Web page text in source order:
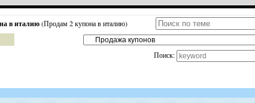
в италию(Продам 2 купона в италию)
Поиск: